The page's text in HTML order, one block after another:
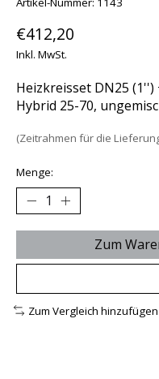
€412,20
Inkl. MwSt.
Heizkreisset DN25
Hybrid 25-70,
(Zeitrahmen für die
Menge:
Zum
Zum Vergleich hinzufügen